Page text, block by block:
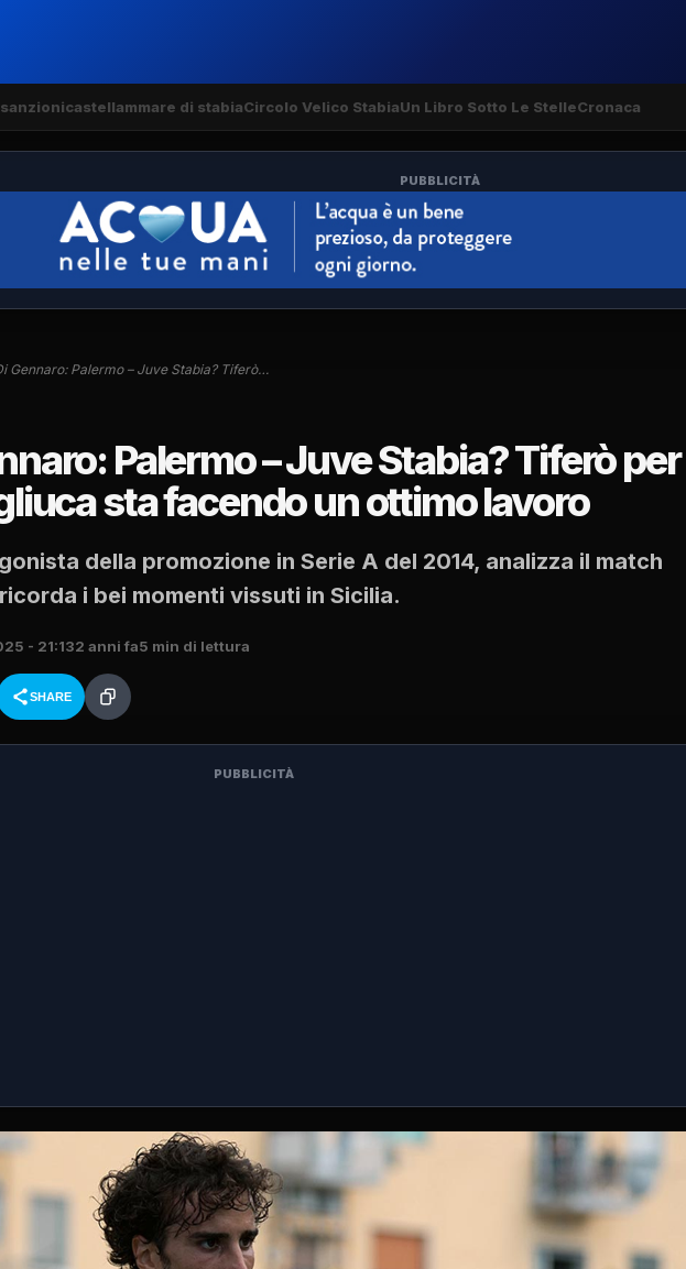
sanzionicastellammare di stabiaCircolo Velico StabiaUn Libro Sotto Le StelleCronaca
PUBBLICITÀ
Gennaro: Palermo – Juve Stabia? Tiferò…
Palermo – Juve Stabia? Tiferò per
sta facendo un ottimo lavoro
della promozione in Serie A del 2014, analizza il match
i bei momenti vissuti in Sicilia.
- 21:132 anni fa5 min di lettura
SHARE
PUBBLICITÀ